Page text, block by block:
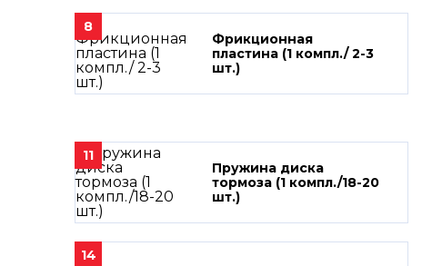
8
Фрикционная
пластина (1 компл./ 2-3
шт.)
11
Пружина диска
тормоза (1 компл./18-20
шт.)
14